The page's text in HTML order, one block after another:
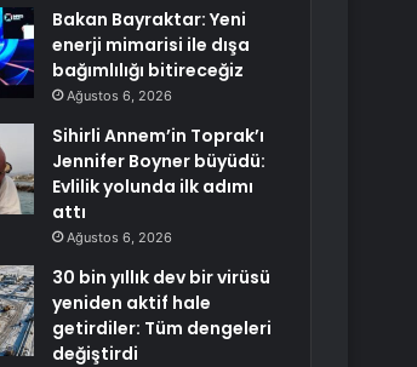
Bakan Bayraktar: Yeni
enerji mimarisi ile dışa
bağımlılığı bitireceğiz
Ağustos 6, 2026
Sihirli Annem’in Toprak’ı
Jennifer Boyner büyüdü:
Evlilik yolunda ilk adımı
attı
Ağustos 6, 2026
30 bin yıllık dev bir virüsü
yeniden aktif hale
getirdiler: Tüm dengeleri
değiştirdi